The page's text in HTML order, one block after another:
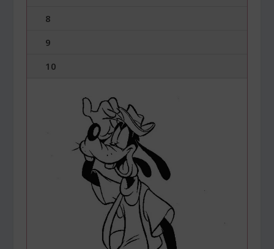
8
9
10